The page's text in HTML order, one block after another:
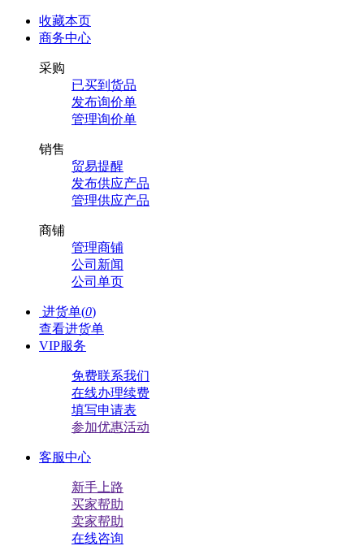
收藏本页
商务中心
采购
已买到货品
发布询价单
管理询价单
销售
贸易提醒
发布供应产品
管理供应产品
商铺
管理商铺
公司新闻
公司单页
进货单(0)
查看进货单
VIP服务
免费联系我们
在线办理续费
填写申请表
参加优惠活动
客服中心
新手上路
买家帮助
卖家帮助
在线咨询